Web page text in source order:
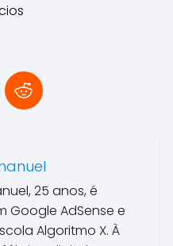
25 anos, é
Google AdSense e
Algoritmo X. À